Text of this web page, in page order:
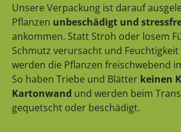
Unsere Verpackung ist darauf
Pflanzen unbeschädigt und
ankommen. Statt Stroh oder losem
Schmutz verursacht und
werden die Pflanzen freischwebend
So haben Triebe und Blätter keinen
Kartonwand und werden beim
gequetscht oder beschädigt.